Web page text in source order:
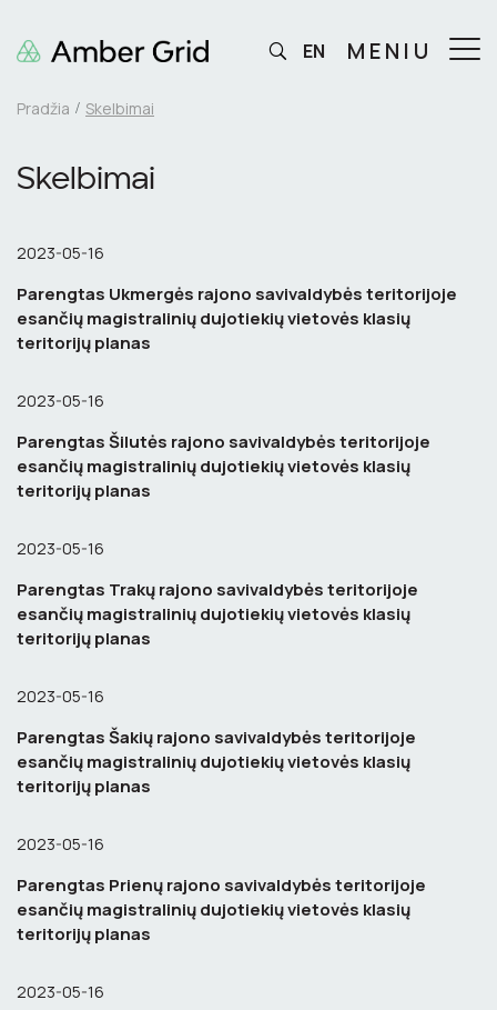
Pradžia Skelbimai
Skelbimai
2023-05-16
Parengtas Ukmergės rajono savivaldybės teritorijoje
esančių magistralinių dujotiekių vietovės klasių
teritorijų planas
2023-05-16
Parengtas Šilutės rajono savivaldybės teritorijoje
esančių magistralinių dujotiekių vietovės klasių
teritorijų planas
2023-05-16
Parengtas Trakų rajono savivaldybės teritorijoje
esančių magistralinių dujotiekių vietovės klasių
teritorijų planas
2023-05-16
Parengtas Šakių rajono savivaldybės teritorijoje
esančių magistralinių dujotiekių vietovės klasių
teritorijų planas
2023-05-16
Parengtas Prienų rajono savivaldybės teritorijoje
esančių magistralinių dujotiekių vietovės klasių
teritorijų planas
2023-05-16
EN MENIU